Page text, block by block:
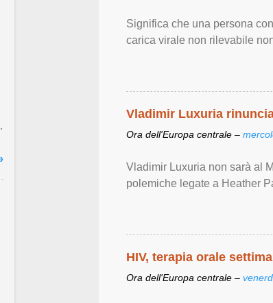
Significa che una persona
carica virale non rilevabile
Vladimir Luxuria
Ora dell'Europa centrale –
Vladimir Luxuria non sarà al
polemiche legate a Heather
HIV, terapia orale
Ora dell'Europa centrale –